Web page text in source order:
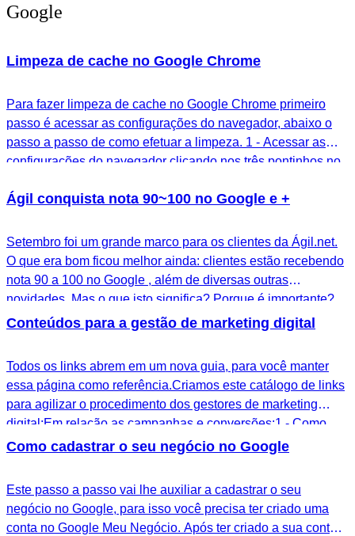
Google
Limpeza de cache no Google Chrome
Para fazer limpeza de cache no Google Chrome primeiro
passo é acessar as configurações do navegador, abaixo o
passo a passo de como efetuar a limpeza. 1 - Acessar as
configurações do navegador clicando nos três pontinhos no
"configurações"; 3 - Preencha o campo de…
Ágil conquista nota 90~100 no Google e +
Setembro foi um grande marco para os clientes da Ágil.net.
O que era bom ficou melhor ainda: clientes estão recebendo
nota 90 a 100 no Google , além de diversas outras
novidades. Mas o que isto significa? Porque é importante?
Como testar o desempenho do meu site? Entendendo como
Conteúdos para a gestão de marketing digital
Todos os links abrem em um nova guia, para você manter
essa página como referência.Criamos este catálogo de links
para agilizar o procedimento dos gestores de marketing
digital:Em relação as campanhas e conversões:1 - Como
adicionar GTM (Google Tag Manager) no seu site;2 -
Como cadastrar o seu negócio no Google
Este passo a passo vai lhe auxiliar a cadastrar o seu
negócio no Google, para isso você precisa ter criado uma
conta no Google Meu Negócio. Após ter criado a sua conta